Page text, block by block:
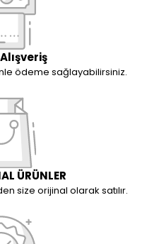
ödeme sağlayabilirsiniz.
ÜRÜNLER
size orijinal olarak satılır.